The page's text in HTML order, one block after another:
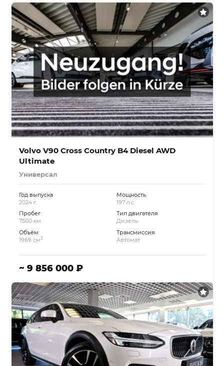
Volvo V90 Cross Country B4 Diesel AWD
Ultimate
Универсал
Год выпуска
2024 г.
Пробег
7500 км.
Объём
1969 см3
Мощность
197 л.с.
Тип двигателя
Дизель
Трансмиссия
Автомат
~ 9 856 000 ₽